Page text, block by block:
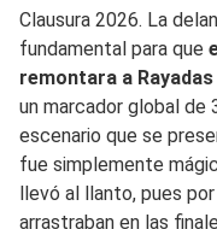
Clausura 2026. La
fundamental para que
remontara a
un marcador global
escenario que se
fue simplemente
llevó al llanto, pues
arrastraban en las